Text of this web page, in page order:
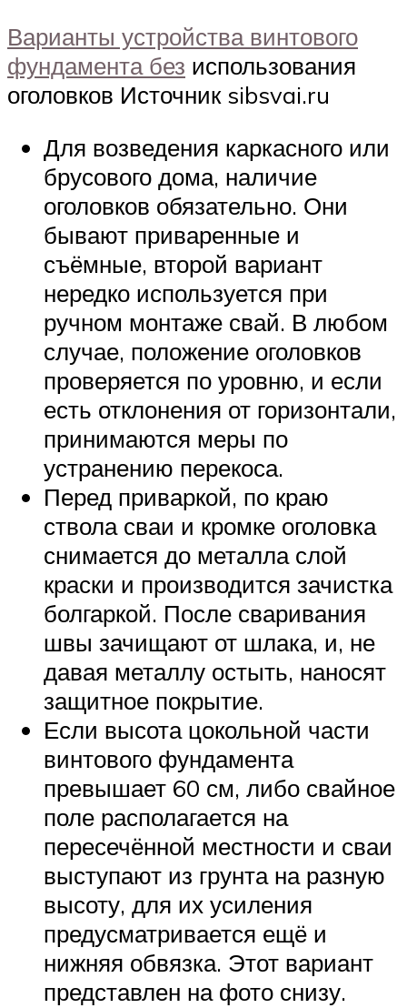
Варианты устройства винтового
фундамента без использования
оголовков Источник sibsvai.ru
Для возведения каркасного или
брусового дома, наличие
оголовков обязательно. Они
бывают приваренные и
съёмные, второй вариант
нередко используется при
ручном монтаже свай. В любом
случае, положение оголовков
проверяется по уровню, и если
есть отклонения от горизонтали,
принимаются меры по
устранению перекоса.
Перед приваркой, по краю
ствола сваи и кромке оголовка
снимается до металла слой
краски и производится зачистка
болгаркой. После сваривания
швы зачищают от шлака, и, не
давая металлу остыть, наносят
защитное покрытие.
Если высота цокольной части
винтового фундамента
превышает 60 см, либо свайное
поле располагается на
пересечённой местности и сваи
выступают из грунта на разную
высоту, для их усиления
предусматривается ещё и
нижняя обвязка. Этот вариант
представлен на фото снизу.